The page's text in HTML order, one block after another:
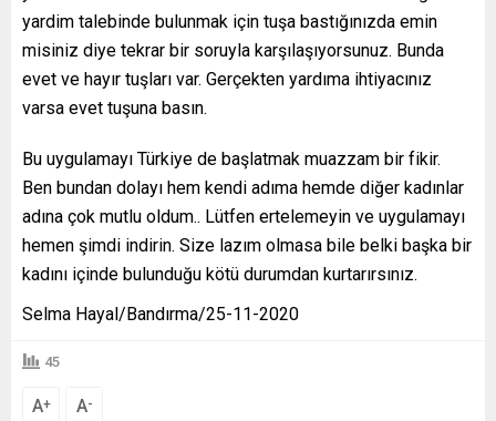
yardim talebinde bulunmak için tuşa bastığınızda emin
misiniz diye tekrar bir soruyla karşılaşıyorsunuz. Bunda
evet ve hayır tuşları var. Gerçekten yardıma ihtiyacınız
varsa evet tuşuna basın.
Bu uygulamayı Türkiye de başlatmak muazzam bir fikir.
Ben bundan dolayı hem kendi adıma hemde diğer kadınlar
adına çok mutlu oldum.. Lütfen ertelemeyin ve uygulamayı
hemen şimdi indirin. Size lazım olmasa bile belki başka bir
kadını içinde bulunduğu kötü durumdan kurtarırsınız.
Selma Hayal/Bandırma/25-11-2020
45
A+ A-